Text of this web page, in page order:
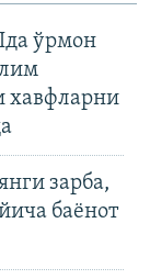
ўрмон
хавфларни
зарба,
баёнот